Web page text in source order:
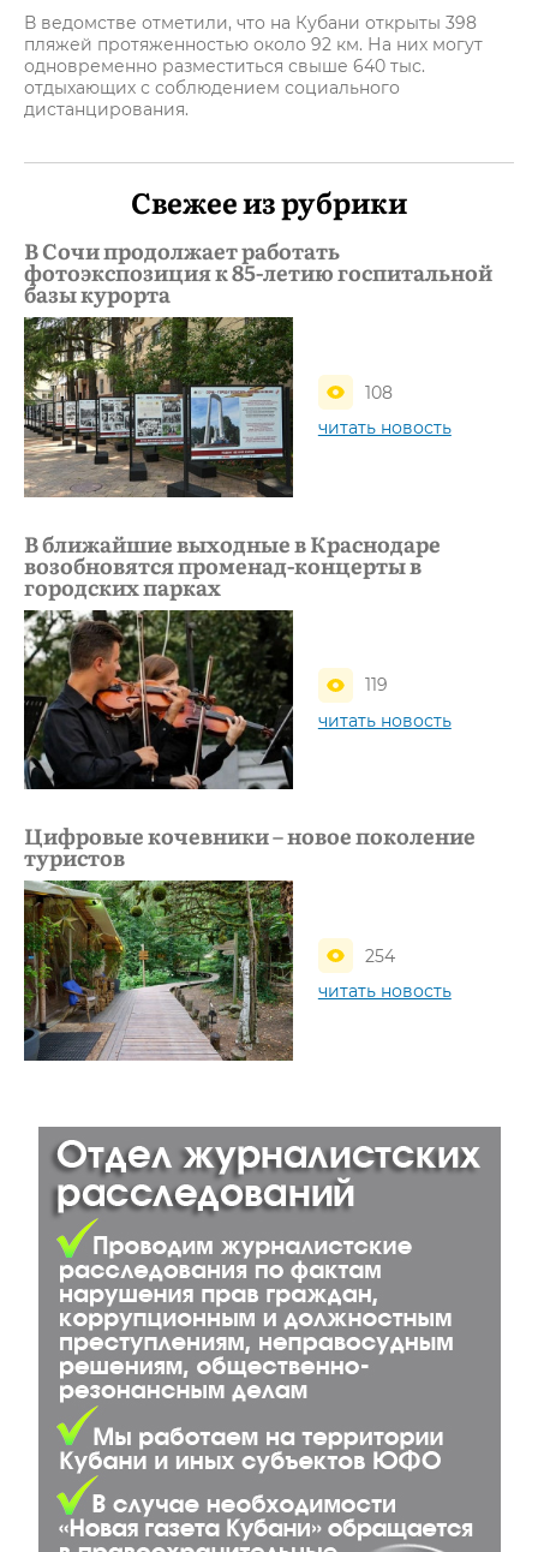
В ведомстве отметили, что на Кубани открыты 398
пляжей протяженностью около 92 км. На них могут
одновременно разместиться свыше 640 тыс.
отдыхающих с соблюдением социального
дистанцирования.
Свежее из рубрики
В Сочи продолжает работать
фотоэкспозиция к 85-летию госпитальной
базы курорта
108
читать новость
В ближайшие выходные в Краснодаре
возобновятся променад-концерты в
городских парках
119
читать новость
Цифровые кочевники – новое поколение
туристов
254
читать новость